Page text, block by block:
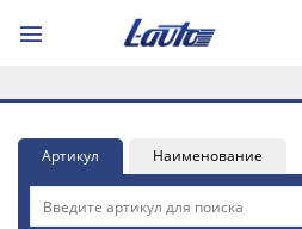
Артикул Наименование